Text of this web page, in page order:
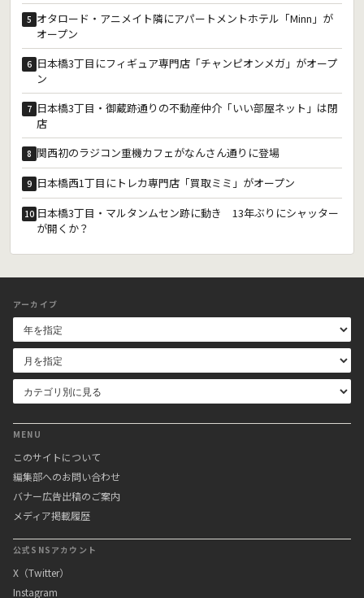
5 オタロード・アニメイト隣にアパートメントホテル「Minn」が
オープン
6 日本橋3丁目にフィギュア専門店「チャンピオンメガ」がオープ
ン
7 日本橋3丁目・御蔵跡通りの不動産仲介「いい部屋ネット」は閉
店
8 関西初のラジコン重機カフェがなんさん通りに登場
9 日本橋西1丁目にトレカ専門店「買取ミミ」がオープン
10 日本橋3丁目・マルタンムセン跡に動き 13年ぶりにシャッター
が開くか？
アーカイブ
MENU
このサイトについて
編集部へのお問い合わせ
バナー広告出稿のご案内
メディア掲載履歴
公式SNSアカウント
X（Twitter）
Instagram